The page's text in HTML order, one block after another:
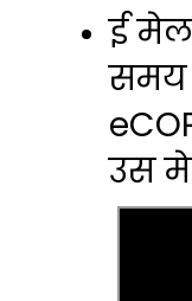
ई मेल
समय
उस